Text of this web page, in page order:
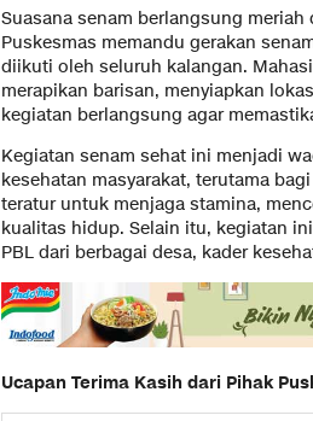
Suasana senam berlangsung
Puskesmas memandu gerakan
diikuti oleh seluruh kalangan.
merapikan barisan, menyiapkan
kegiatan berlangsung agar
Kegiatan senam sehat ini menjadi
kesehatan masyarakat, terutama
teratur untuk menjaga stamina,
kualitas hidup. Selain itu, kegiatan
PBL dari berbagai desa, kader
Ucapan Terima Kasih dari Pihak